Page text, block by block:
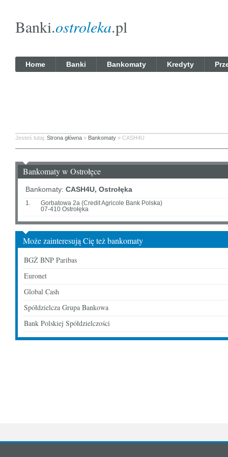
Banki.ostroleka.pl
Home Banki Bankomaty Kredyty
Jesteś tutaj: Strona główna » Bankomaty » CASH4U
Bankomaty w Ostrołęce
Bankomaty: CASH4U, Ostrołęka
1.
Gorbatowa 2a (Credit Agricole Bank Polska)
07-410 Ostrołęka
Może zainteresują Cię też bankomaty
BGŻ BNP Paribas
Euronet
Global Cash
Spółdzielcza Grupa Bankowa
Bank Polskiej Spółdzielczości